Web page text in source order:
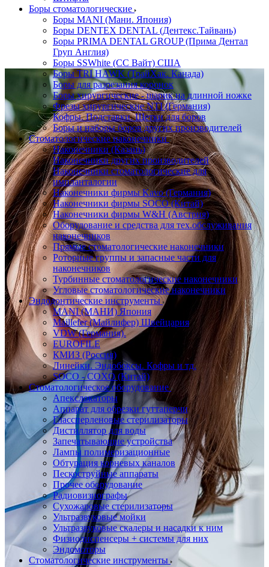
Боры стоматологические
Боры MANI (Мани. Япония)
Боры DENTEX DENTAL (Дентекс.Тайвань)
Боры PRIMA DENTAL GROUP (Прима Дентал
Груп Англия)
Боры SSWhite (СС Вайт) США
Боры TRI HAWK (ТрайХак. Канада)
Боры для разрезания коронок
Боры хирургические - шарик на длинной ножке
Фрезы хирургические NTI (Германия)
Кофры. Подставки. Щетки для боров
Боры и наборы боров других производителей
Стоматологические наконечники
Наконечники (Казань)
Наконечники других производителей
Наконечники стоматологические для
импланталогии
Наконечники фирмы Kavo (Германия)
Наконечники фирмы SOCO (Китай)
Наконечники фирмы W&H (Австрия)
Оборудование и средства для тех.обслуживания
наконечников
Прямые стоматологические наконечники
Роторные группы и запасные части для
наконечников
Турбинные стоматологические наконечники
Угловые стоматологические наконечники
Эндодонтические инструменты
MANI (МАНИ) Япония
Maillefer (Майлифер) Швейцария
VDW (Германия).
EUROFILE
КМИЗ (Россия)
Линейки. Эндобоксы. Кофры и тд.
SOCO - COXO (Китай)
Стоматологическое оборудование
Апекслокаторы
Аппарат для обрезки гуттаперчи
Глассперленовые стерилизаторы
Дистиллятор для воды
Запечатывающие устройства
Лампы полимеризационные
Обтурация корневых каналов
Пескоструйные аппараты
Прочее оборудование
Радиовизиографы
Сухожаровые стерилизаторы
Ультразвуковые мойки
Ультразвуковые скалеры и насадки к ним
Физиодиспенсеры + системы для них
Эндомоторы
Стоматологические инструменты